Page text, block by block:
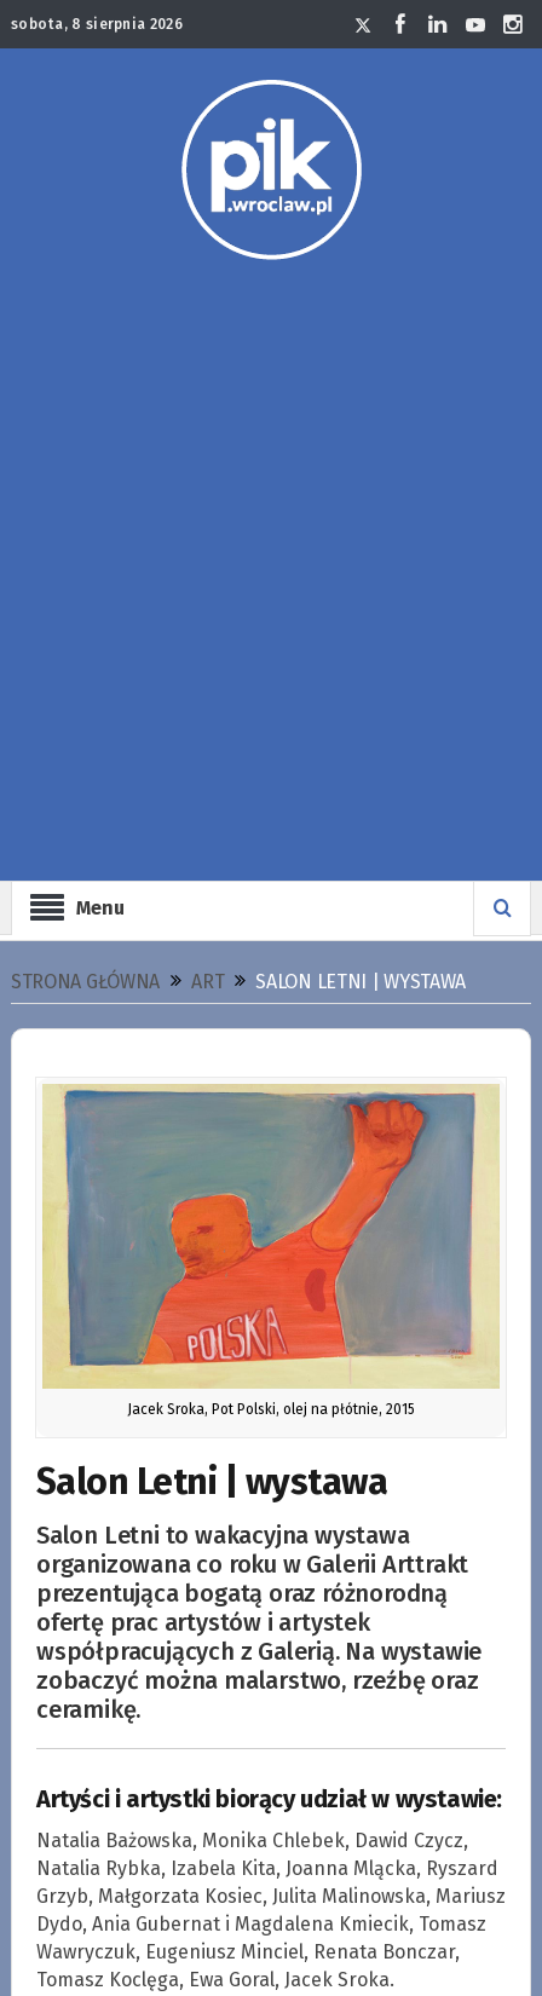
sobota, 8 sierpnia 2026
Menu
STRONA GŁÓWNA ART SALON LETNI | WYSTAWA
Jacek Sroka, Pot Polski, olej na płótnie, 2015
Salon Letni | wystawa
Salon Letni to wakacyjna wystawa
organizowana co roku w Galerii Arttrakt
prezentująca bogatą oraz różnorodną
ofertę prac artystów i artystek
współpracujących z Galerią. Na wystawie
zobaczyć można malarstwo, rzeźbę oraz
ceramikę.
Artyści i artystki biorący udział w wystawie:
Natalia Bażowska, Monika Chlebek, Dawid Czycz,
Natalia Rybka, Izabela Kita, Joanna Mlącka, Ryszard
Grzyb, Małgorzata Kosiec, Julita Malinowska, Mariusz
Dydo, Ania Gubernat i Magdalena Kmiecik, Tomasz
Wawryczuk, Eugeniusz Minciel, Renata Bonczar,
Tomasz Koclęga, Ewa Goral, Jacek Sroka.